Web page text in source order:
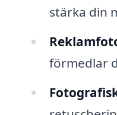
stärka din
förmedlar